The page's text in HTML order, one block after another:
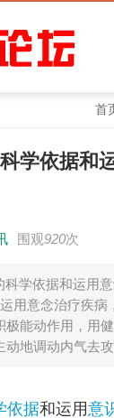
首
学依据和
围观920次
科学依据和运用
用意念治疗疾病
极能动作用，用
动地调动内气去
依据和运用意